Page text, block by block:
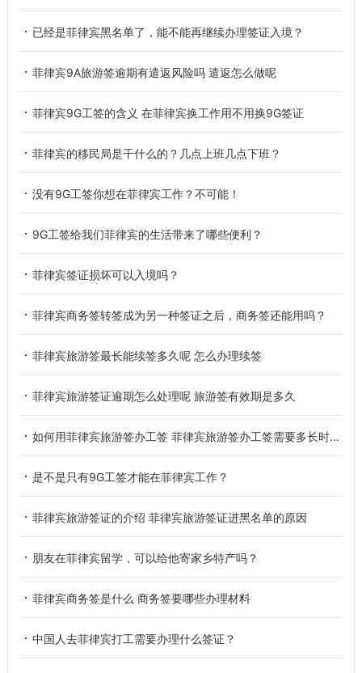
已经是菲律宾黑名单了，能不能再继续办理签证入境？
菲律宾9A旅游签逾期有遣返风险吗 遣返怎么做呢
菲律宾9G工签的含义 在菲律宾换工作用不用换9G签证
菲律宾的移民局是干什么的？几点上班几点下班？
没有9G工签你想在菲律宾工作？不可能！
9G工签给我们菲律宾的生活带来了哪些便利？
菲律宾签证损坏可以入境吗？
菲律宾商务签转签成为另一种签证之后，商务签还能用吗？
菲律宾旅游签最长能续签多久呢 怎么办理续签
菲律宾旅游签证逾期怎么处理呢 旅游签有效期是多久
如何用菲律宾旅游签办工签 菲律宾旅游签办工签需要多长时间
是不是只有9G工签才能在菲律宾工作？
菲律宾旅游签证的介绍 菲律宾旅游签证进黑名单的原因
朋友在菲律宾留学，可以给他寄家乡特产吗？
菲律宾商务签是什么 商务签要哪些办理材料
中国人去菲律宾打工需要办理什么签证？